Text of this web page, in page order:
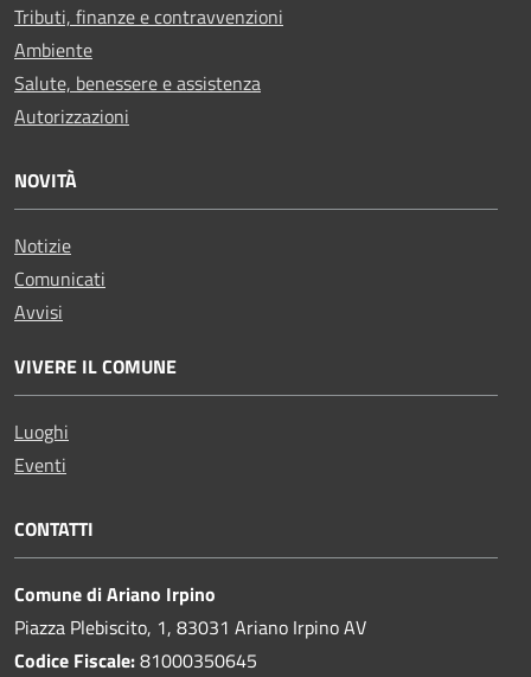
Tributi, finanze e contravvenzioni
Ambiente
Salute, benessere e assistenza
Autorizzazioni
NOVITÀ
Notizie
Comunicati
Avvisi
VIVERE IL COMUNE
Luoghi
Eventi
CONTATTI
Comune di Ariano Irpino
Piazza Plebiscito, 1, 83031 Ariano Irpino AV
Codice Fiscale:81000350645